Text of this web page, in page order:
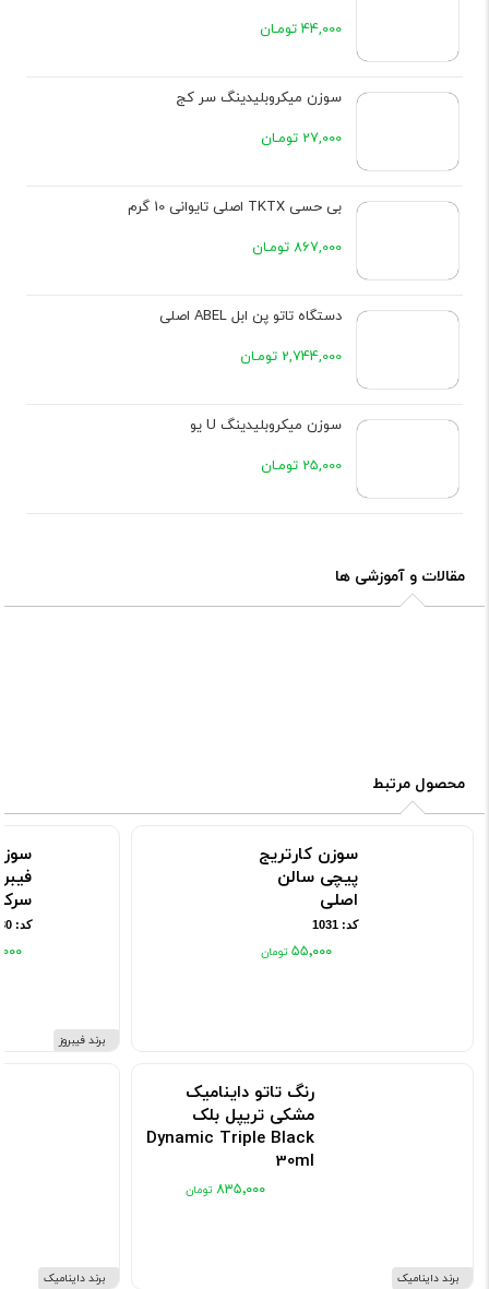
44,000 تومـان
سوزن میکروبلیدینگ سر کج
27,000 تومـان
بی حسی TKTX اصلی تایوانی 10 گرم
867,000 تومـان
دستگاه تاتو پن ابل ABEL اصلی
2,744,000 تومـان
سوزن میکروبلیدینگ U یو
25,000 تومـان
مقالات و آموزشی ها
محصول مرتبط
سوزن کارتریج
پیچی سالن
اصلی
کد: 1031
۵۵٬۰۰۰
برند داینامیک
رنگ تاتو داینامیک
مشکی تریپل بلک
Dynamic Triple Black
30ml
۸۳۵٬۰۰۰
برند فیبروز
کد: 1030
برند داینامیک